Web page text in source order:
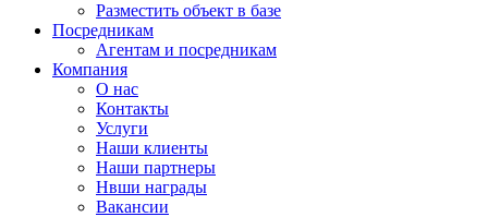
Разместить объект в базе
Посредникам
Агентам и посредникам
Компания
О нас
Контакты
Услуги
Наши клиенты
Наши партнеры
Нвши награды
Вакансии